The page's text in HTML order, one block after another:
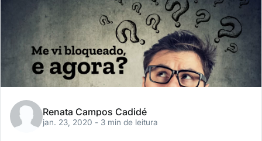
Renata Campos Cadidé
jan. 23, 2020 - 3 min de leitura